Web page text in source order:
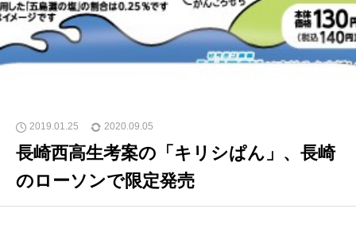
2019.01.25 2020.09.05
長崎西高生考案の「キリシぱん」、長崎
のローソンで限定発売